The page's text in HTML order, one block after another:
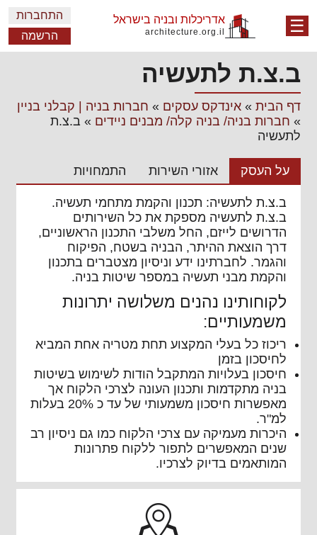
☰ אדריכלות ובניה בישראל
architecture.org.il
התחברות
הרשמה
ב.צ.ת לתעשיה
דף הבית» אינדקס עסקים » חברות בניה | קבלני בניין
» חברות בניה/ בניה קלה/ מבנים ניידים » ב.צ.ת
לתעשיה
על העסק אזורי השירות התמחויות
ב.צ.ת לתעשיה: תכנון והקמת מתחמי תעשיה.
ב.צ.ת לתעשיה מספקת את כל השירותים
הדרושים לייזם, החל משלבי התכנון הראשוניים,
דרך הוצאת ההיתר, הבניה בשטח, הפיקוח
והגמר. לחברתינו ידע וניסיון מצטברים בתכנון
והקמת מבני תעשיה במספר שיטות בניה.
לקוחותינו נהנים משלושה יתרונות
משמעותיים:
ריכוז כל בעלי המקצוע תחת מטריה אחת המביא
לחיסכון בזמן
חיסכון בעלויות המתקבל הודות לשימוש בשיטות
בניה מתקדמות ותכנון העונה לצרכי הלקוח אך
מאפשרות חיסכון משמעותי של עד כ 20% בעלות
למ"ר.
היכרות מעמיקה עם צרכי הלקוח כמו גם ניסיון רב
שנים המאפשרים לתפור ללקוח פתרונות
המותאמים בדיוק לצרכיו.